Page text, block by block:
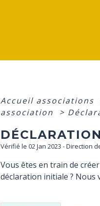
Accueil associations
association
>
Vérifié le 02 Jan 2023 -
Vous êtes en train de
déclaration initiale ? Nous